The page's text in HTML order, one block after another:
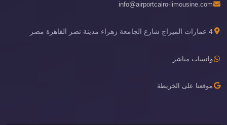
info@airportcairo-limousine.com
4 عمارات الميراج شارع الجامعة زهراء مدينة نصر القاهرة مصر
واتساب مباشر
موقعنا على الخريطة